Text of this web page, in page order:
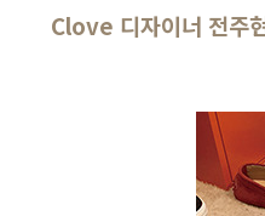
Clove 디자이너 전주